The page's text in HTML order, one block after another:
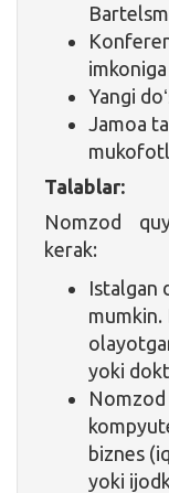
imkoniga
Yangi
Jamoa
Talablar:
Nomzod
kerak:
Istalgan
mumkin.
yoki
Nomzod
biznes
yoki